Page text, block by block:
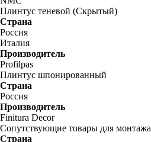
Плинтус теневой (Скрытый)
Страна
Россия
Италия
Производитель
Profilpas
Плинтус шпонированный
Страна
Россия
Производитель
Finitura Decor
Сопутствующие товары для монтажа
Страна